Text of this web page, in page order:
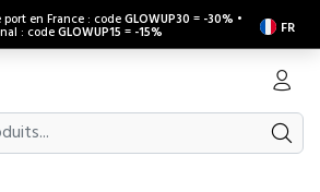
en France : codeGLOWUP30 = -30% •
: codeGLOWUP15 = -15% FR